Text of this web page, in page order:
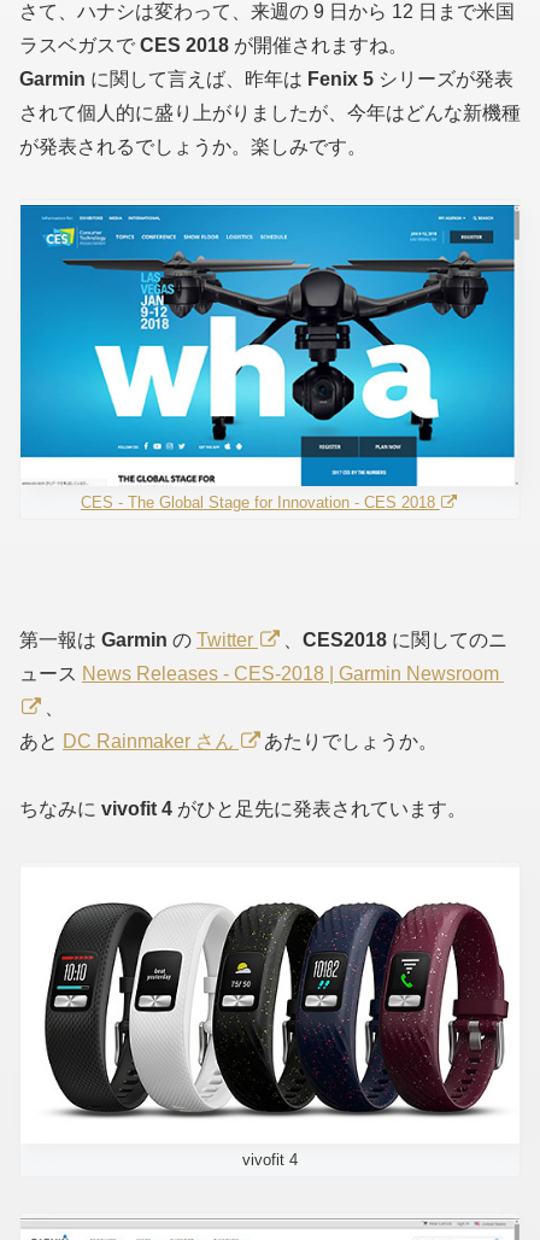
さて、ハナシは変わって、来週の 9 日から 12 日まで米国
ラスベガスで CES 2018 が開催されますね。
Garmin に関して言えば、昨年は Fenix 5 シリーズが発表
されて個人的に盛り上がりましたが、今年はどんな新機種
が発表されるでしょうか。楽しみです。
CES - The Global Stage for Innovation - CES 2018
第一報は Garmin の Twitter CES2018に関してのニ
ュース News Releases - CES-2018 | Garmin Newsroom
あと DC Rainmaker さん あたりでしょうか。
ちなみに vivofit 4 がひと足先に発表されています。
vivofit 4